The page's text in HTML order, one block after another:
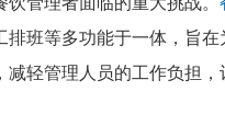
班等多功能于一体，旨
轻管理人员的工作负担